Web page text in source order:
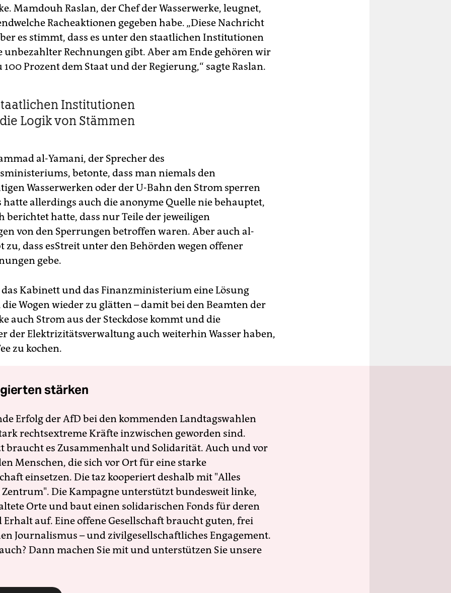
Mamdouh Raslan, der Chef der Wasserwerke, leugnet,
Racheaktionen gegeben habe. „Diese Nachricht
es stimmt, dass es unter den staatlichen Institutionen
unbezahlter Rechnungen gibt. Aber am Ende gehören wir
100 Prozent dem Staat und der Regierung,“ sagte Raslan.
Institutionen
Logik von Stämmen
al-Yamani, der Sprecher des
betonte, dass man niemals den
Wasserwerken oder der U-Bahn den Strom sperren
hatte allerdings auch die ­anonyme Quelle nie behauptet,
berichtet hatte, dass nur Teile der jeweiligen
von den Sperrungen betroffen waren. Aber auch al-
zu, dass esStreit unter den Behörden wegen offener
gebe.
Kabinett und das Finanzministerium eine Lösung
Wogen wieder zu glätten – damit bei den Beamten der
auch Strom aus der Steckdose kommt und die
der Elek­trizitätsverwaltung auch weiterhin Wasser haben,
zu kochen.
stärken
Erfolg der AfD bei den kommenden Landtagswahlen
rechtsextreme Kräfte inzwischen geworden sind.
braucht es Zusammenhalt und Solidarität. Auch und vor
Menschen, die sich vor Ort für eine starke
einsetzen. Die taz kooperiert deshalb mit "Alles
Die Kampagne unterstützt bundesweit linke,
Orte und baut einen solidarischen Fonds für deren
Erhalt auf. Eine offene Gesellschaft braucht guten, frei
Journalismus – und zivilgesellschaftliches Engagement.
Dann machen Sie mit und unterstützen Sie unsere